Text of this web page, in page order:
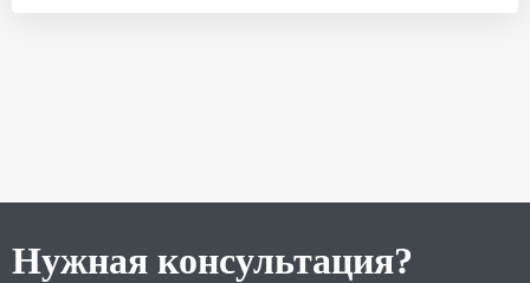
Нужная консультация?